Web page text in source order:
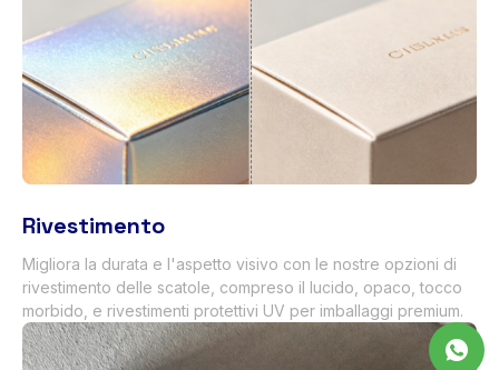
Rivestimento
Migliora la durata e l'aspetto visivo con le nostre opzioni di
rivestimento delle scatole, compreso il lucido, opaco, tocco
morbido, e rivestimenti protettivi UV per imballaggi premium.